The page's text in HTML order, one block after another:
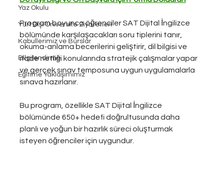
Yaz Okulu
Yurt Dışı Üniversite Ziyaretleri
Kabullerimiz ve Burslar
Bilgilendirme
Eğitime Yaklaşımımız
Program boyunca öğrenciler SAT Dijital İngilizce
bölümünde karşılaşacakları soru tiplerini tanır,
okuma-anlama becerilerini geliştirir, dil bilgisi ve
ifade netliği konularında stratejik çalışmalar yapar
ve gerçek sınav temposuna uygun uygulamalarla
sınava hazırlanır.
Bu program, özellikle SAT Dijital İngilizce
bölümünde 650+ hedefi doğrultusunda daha
planlı ve yoğun bir hazırlık süreci oluşturmak
isteyen öğrenciler için uygundur.